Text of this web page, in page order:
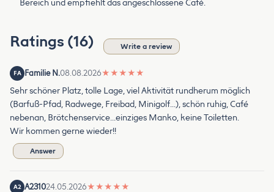
Bereich und empfiehlt das angeschlossene Café.
Ratings (16) Write a review
FA Familie N.08.08.2026★ ★ ★ ★ ★
Sehr schöner Platz, tolle Lage, viel Aktivität rundherum möglich
(Barfuß-Pfad, Radwege, Freibad, Minigolf…), schön ruhig, Café
nebenan, Brötchenservice…einziges Manko, keine Toiletten.
Wir kommen gerne wieder!!
Answer
A2 A231024.05.2026★ ★ ★ ★ ★